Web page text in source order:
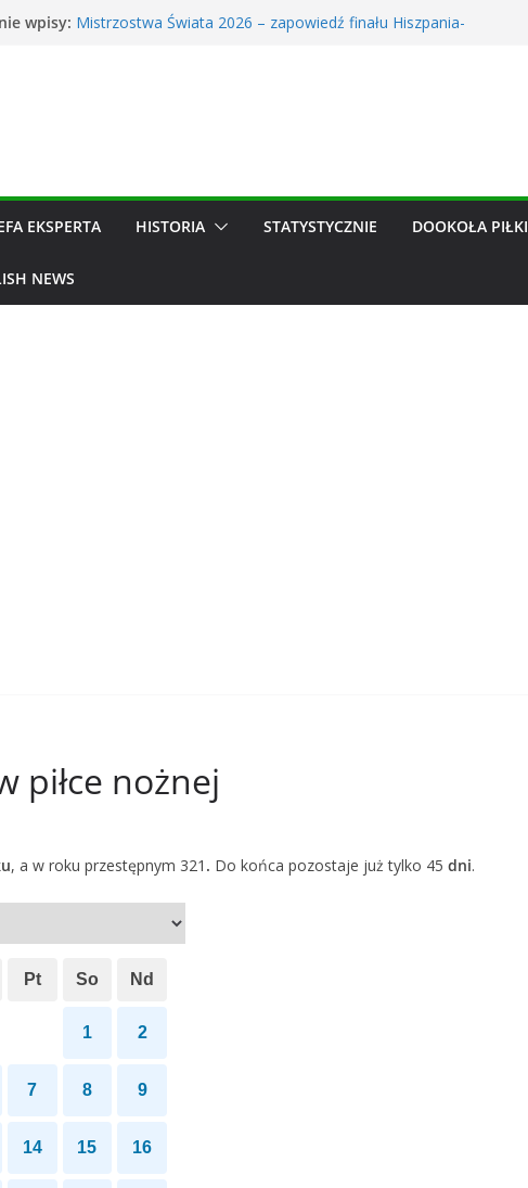
wpisy: Mistrzostwa Świata 2026 – zapowiedź finału Hiszpania-
Piłkarski Kalendarz: Zapowiedź Miesiąca w Świecie Futbolu.
Sierpień 2026
EKSPERTA HISTORIA STATYSTYCZNIE DOOKOŁA PIŁKI
NEWS
piłce nożnej
, a w roku przestępnym 321 . Do końca pozostaje już tylko 45 dni.
Pt So Nd
1 2
7 8 9
14 15 16